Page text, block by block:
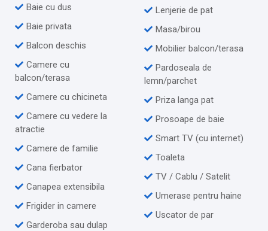
Baie cu dus
Baie privata
Balcon deschis
Camere cu
balcon/terasa
Camere cu chicineta
Camere cu vedere la
atractie
Camere de familie
Cana fierbator
Canapea extensibila
Frigider in camere
Garderoba sau dulap
Lenjerie de pat
Masa/birou
Mobilier balcon/terasa
Pardoseala de
lemn/parchet
Priza langa pat
Prosoape de baie
Smart TV (cu internet)
Toaleta
TV / Cablu / Satelit
Umerase pentru haine
Uscator de par